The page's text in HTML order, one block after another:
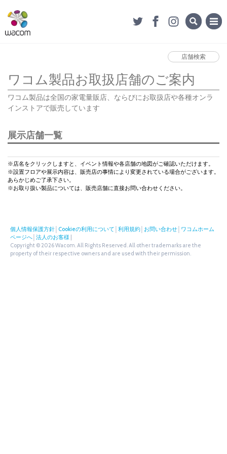
店舗検索
ワコム製品お取扱店舗のご案内
ワコム製品は全国の家電量販店、ならびにお取扱店や各種オンラ
インストアで販売しています
展示店舗一覧
※店名をクリックしますと、イベント情報や各店舗の地図がご確認いただけます。
※設置フロアや展示内容は、販売店の事情により変更されている場合がございます。
あらかじめご了承下さい。
※お取り扱い製品については、販売店舗に直接お問い合わせください。
個人情報保護方針 Cookieの利用について 利用規約 お問い合わせ ワコムホーム
ページへ 法人のお客様
Copyright © 2026 Wacom. All Rights Reserved. All other trademarks are the
property of their respective owners and are used with their permission.